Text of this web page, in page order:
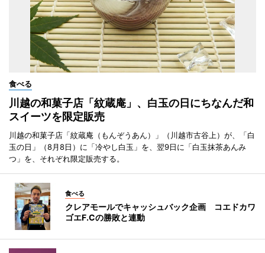
食べる
川越の和菓子店「紋蔵庵」、白玉の日にちなんだ和
スイーツを限定販売
川越の和菓子店「紋蔵庵（もんぞうあん）」（川越市古谷上）が、「白
玉の日」（8月8日）に「冷やし白玉」を、翌9日に「白玉抹茶あんみ
つ」を、それぞれ限定販売する。
食べる
クレアモールでキャッシュバック企画 コエドカワ
ゴエF.Cの勝敗と連動